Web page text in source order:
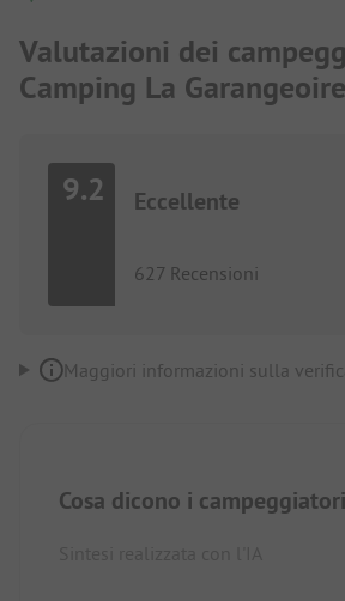
Valutazioni dei
Camping La Garangeoire
9.2 Eccellente
627 Recensioni
Maggiori informazioni sulla
Cosa dicono i campeggiatori